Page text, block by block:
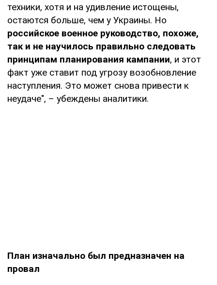
техники, хотя и на удивление истощены,
остаются больше, чем у Украины. Но
российское военное руководство, похоже,
так и не научилось правильно следовать
принципам планирования кампании, и этот
факт уже ставит под угрозу возобновление
наступления. Это может снова привести к
неудаче", – убеждены аналитики.
План изначально был предназначен на
провал